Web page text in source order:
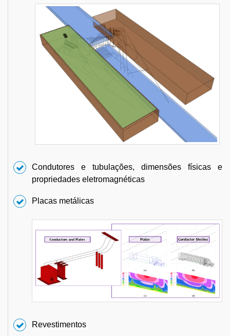
Condutores e tubulações, dimensões físicas e
propriedades eletromagnéticas
Placas metálicas
Revestimentos